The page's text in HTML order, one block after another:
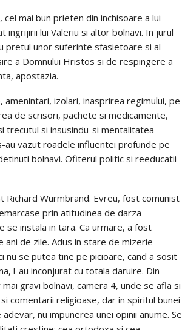
mai bun prieten din inchisoare a lui
lui Valeriu si altor bolnavi. In jurul
pretul unor suferinte sfasietoare si al
a Domnului Hristos si de respingere a
apostazia.
amenintari, izolari, inasprirea regimului, pe
de scrisori, pachete si medicamente,
trecutul si insusindu-si mentalitatea
au vazut roadele influentei profunde pe
bolnavi. Ofiterul politic si reeducatii
Wurmbrand. Evreu, fost comunist
prin atitudinea de darza
se instala in tara. Ca urmare, a fost
de zile. Adus in stare de mizerie
nu se putea tine pe picioare, cand a sosit
l-au inconjurat cu totala daruire. Din
gravi bolnavi, camera 4, unde se afla si
comentarii religioase, dar in spiritul bunei
nu impunerea unei opinii anume. Se